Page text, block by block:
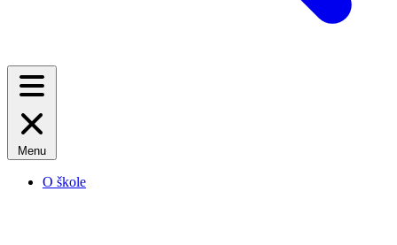
Menu
O škole